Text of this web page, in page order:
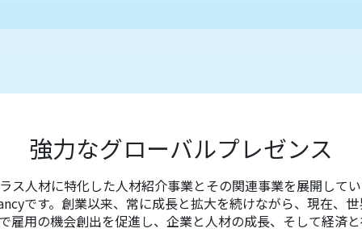
強力なグローバルプレゼンス
ス人材に特化した人材紹介事業とその関連事業を展開して
です。創業以来、常に成長と拡大を続けながら、現在、
雇用の機会創出を促進し、企業と人材の成長、そして経済